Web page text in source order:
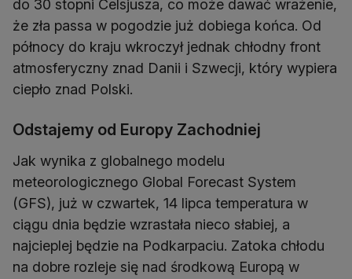
do 30 stopni Celsjusza, co może dawać wrażenie,
że zła passa w pogodzie już dobiega końca. Od
północy do kraju wkroczył jednak chłodny front
atmosferyczny znad Danii i Szwecji, który wypiera
ciepło znad Polski.
Odstajemy od Europy Zachodniej
Jak wynika z globalnego modelu
meteorologicznego Global Forecast System
(GFS), już w czwartek, 14 lipca temperatura w
ciągu dnia będzie wzrastała nieco słabiej, a
najcieplej będzie na Podkarpaciu. Zatoka chłodu
na dobre rozleje się nad środkową Europą w